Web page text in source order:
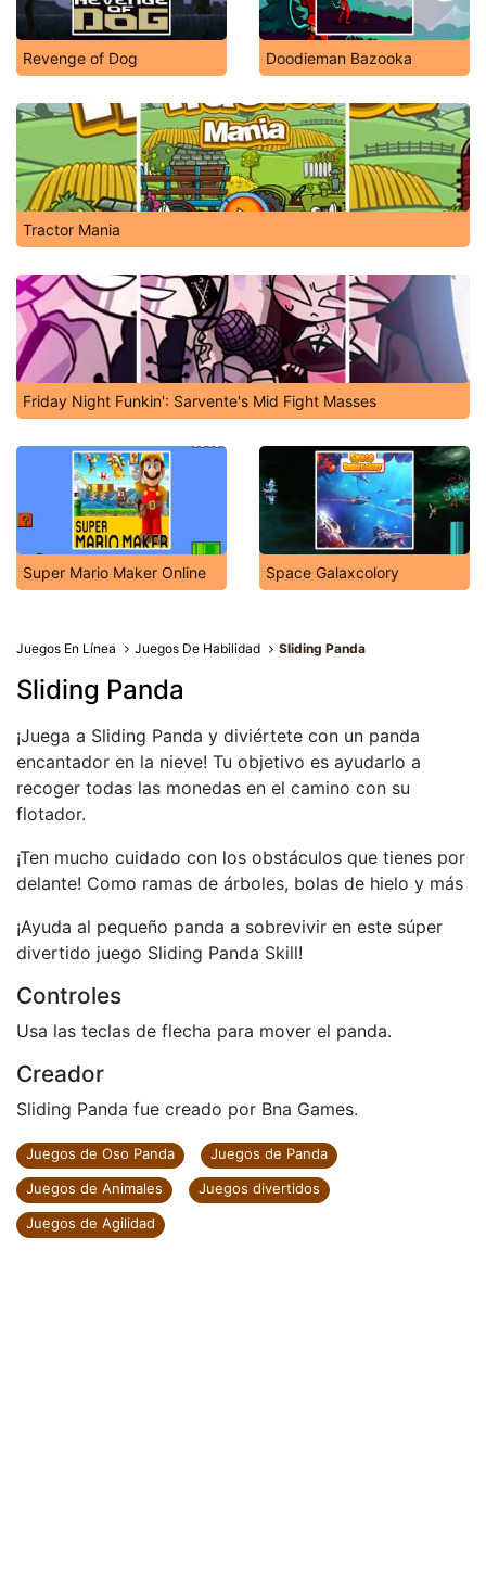
Revenge of Dog Doodieman Bazooka
Tractor Mania
Friday Night Funkin': Sarvente's Mid Fight Masses
Super Mario Maker Online Space Galaxcolory
Juegos En Línea Juegos De Habilidad Sliding Panda
Sliding Panda
¡Juega a Sliding Panda y diviértete con un panda
encantador en la nieve! Tu objetivo es ayudarlo a
recoger todas las monedas en el camino con su
flotador.
¡Ten mucho cuidado con los obstáculos que tienes por
delante! Como ramas de árboles, bolas de hielo y más
¡Ayuda al pequeño panda a sobrevivir en este súper
divertido juego Sliding Panda Skill!
Controles
Usa las teclas de flecha para mover el panda.
Creador
Sliding Panda fue creado por Bna Games.
Juegos de Oso Panda
Juegos de Panda
Juegos de Animales
Juegos divertidos
Juegos de Agilidad